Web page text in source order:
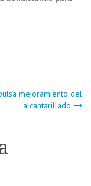
mejoramiento del
alcantarillado